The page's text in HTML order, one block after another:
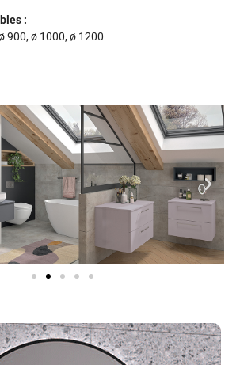
:
900, ø 1000, ø 1200